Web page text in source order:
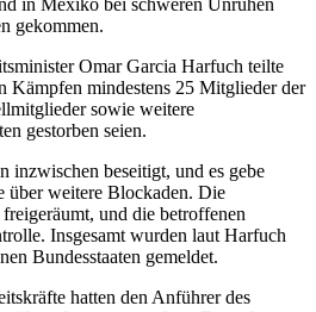
gekommen.
Omar Garcia Harfuch teilte
Kämpfen mindestens 25 Mitglieder der
sowie weitere
gestorben seien.
inzwischen beseitigt, und es gebe
über weitere Blockaden. Die
und die betroffenen
Insgesamt wurden laut Harfuch
Bundesstaaten gemeldet.
hatten den Anführer des